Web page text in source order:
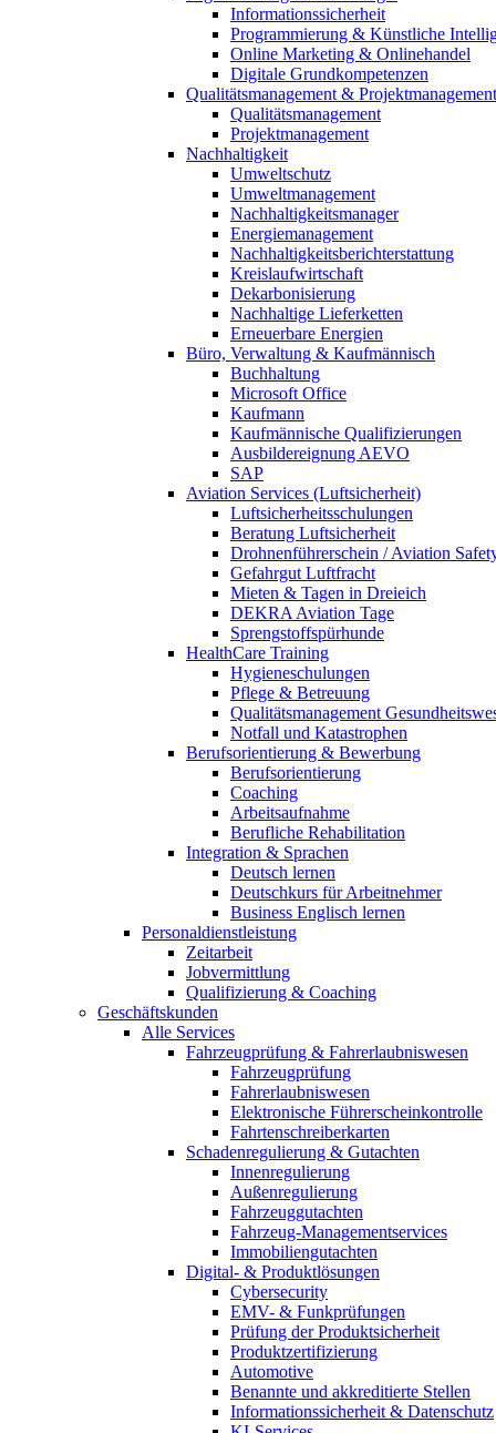
Informationssicherheit
Programmierung & Künstliche
Online Marketing & Onlinehandel
Digitale Grundkompetenzen
Qualitätsmanagement & Projektmanagement
Qualitätsmanagement
Projektmanagement
Nachhaltigkeit
Umweltschutz
Umweltmanagement
Nachhaltigkeitsmanager
Energiemanagement
Nachhaltigkeitsberichterstattung
Kreislaufwirtschaft
Dekarbonisierung
Nachhaltige Lieferketten
Erneuerbare Energien
Büro, Verwaltung & Kaufmännisch
Buchhaltung
Microsoft Office
Kaufmann
Kaufmännische Qualifizierungen
Ausbildereignung AEVO
SAP
Aviation Services (Luftsicherheit)
Luftsicherheitsschulungen
Beratung Luftsicherheit
Drohnenführerschein / Aviation
Gefahrgut Luftfracht
Mieten & Tagen in Dreieich
DEKRA Aviation Tage
Sprengstoffspürhunde
HealthCare Training
Hygieneschulungen
Pflege & Betreuung
Qualitätsmanagement
Notfall und Katastrophen
Berufsorientierung & Bewerbung
Berufsorientierung
Coaching
Arbeitsaufnahme
Berufliche Rehabilitation
Integration & Sprachen
Deutsch lernen
Deutschkurs für Arbeitnehmer
Business Englisch lernen
Personaldienstleistung
Zeitarbeit
Jobvermittlung
Qualifizierung & Coaching
Geschäftskunden
Alle Services
Fahrzeugprüfung & Fahrerlaubniswesen
Fahrzeugprüfung
Fahrerlaubniswesen
Elektronische Führerscheinkontrolle
Fahrtenschreiberkarten
Schadenregulierung & Gutachten
Innenregulierung
Außenregulierung
Fahrzeuggutachten
Fahrzeug-Managementservices
Immobiliengutachten
Digital- & Produktlösungen
Cybersecurity
EMV- & Funkprüfungen
Prüfung der Produktsicherheit
Produktzertifizierung
Automotive
Benannte und akkreditierte Stellen
Informationssicherheit & Datenschutz